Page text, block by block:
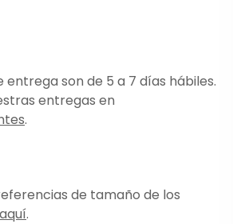
entrega son de 5 a 7 días hábiles.
entregas en
.
de tamaño de los
.